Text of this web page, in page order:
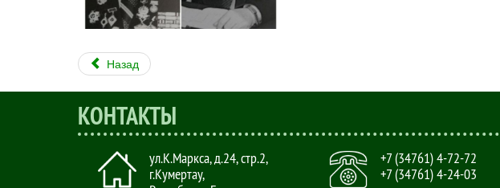
Назад
КОНТАКТЫ
ул.К.Маркса, д.24, стр.2,
г.Кумертау,
+7 (34761) 4-72-72
+7 (34761) 4-24-03